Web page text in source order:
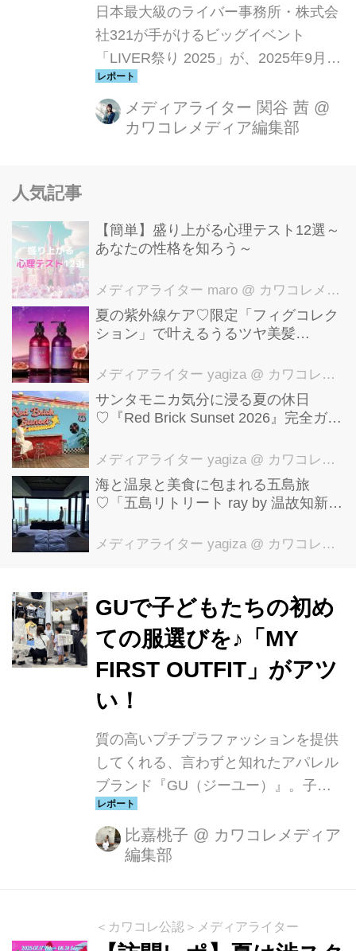
日本最大級のライバー事務所・株式会
社321が手がけるビッグイベント
「LIVER祭り 2025」が、2025年9月27
日（土）に渋谷ストリームホールで開
催！今年で5周年を迎えた本イベント
には、約1万人の所属ライバーの中か
た。MCは321ファウンダーの菅本裕子
（ゆうこす）さんとタレントの大倉士
場は冒頭から大盛り上がりでした！
メディアライター 関谷 茜 @
カワコレメディア編集部
人気記事
【簡単】盛り上がる心理テスト12選～
あなたの性格を知ろう～
メディアライター maro @ カワコレメディア編集部
夏の紫外線ケア♡限定「フィグコレク
ション」で叶えるうるツヤ美髪
メディアライター yagiza @ カワコレメディア編集部
サンタモニカ気分に浸る夏の休日
♡『Red Brick Sunset 2026』完全ガイ
メディアライター yagiza @ カワコレメディア編集部
海と温泉と美食に包まれる五島旅
♡「五島リトリート ray by 温故知新」
メディアライター yagiza @ カワコレメディア編集部
GUで子どもたちの初め
ての服選びを♪「MY
FIRST OUTFIT」がアツ
い！
質の高いプチプラファッションを提供
してくれる、言わずと知れたアパレル
ブランド『GU（ジーユー）』。⼦ど
もたちに初めての服選び体験を提供す
る、特別なイベントを開催しているこ
とをご存知でしょうか。今回はそんな
れやメリットをご紹介します。 「MY
FIRST OUTFIT」とは 「MY FIRST
比嘉桃子 @ カワコレメディア
編集部
＜カワコレ公認＞メディアライター